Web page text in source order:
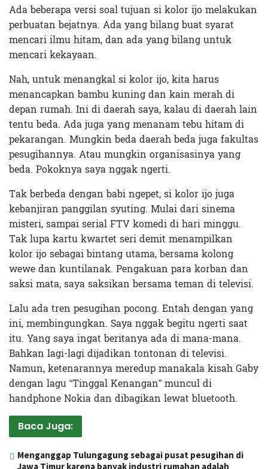
Ada beberapa versi soal tujuan si kolor ijo melakukan
perbuatan bejatnya. Ada yang bilang buat syarat
mencari ilmu hitam, dan ada yang bilang untuk
mencari kekayaan.
Nah, untuk menangkal si kolor ijo, kita harus
menancapkan bambu kuning dan kain merah di
depan rumah. Ini di daerah saya, kalau di daerah lain
tentu beda. Ada juga yang menanam tebu hitam di
pekarangan. Mungkin beda daerah beda juga fakultas
pesugihannya. Atau mungkin organisasinya yang
beda. Pokoknya saya nggak ngerti.
Tak berbeda dengan babi ngepet, si kolor ijo juga
kebanjiran panggilan syuting. Mulai dari sinema
misteri, sampai serial FTV komedi di hari minggu.
Tak lupa kartu kwartet seri demit menampilkan
kolor ijo sebagai bintang utama, bersama kolong
wewe dan kuntilanak. Pengakuan para korban dan
saksi mata, saya saksikan bersama teman di televisi.
Lalu ada tren pesugihan pocong. Entah dengan yang
ini, membingungkan. Saya nggak begitu ngerti saat
itu. Yang saya ingat beritanya ada di mana-mana.
Bahkan lagi-lagi dijadikan tontonan di televisi.
Namun, ketenarannya meredup manakala kisah Gaby
dengan lagu “Tinggal Kenangan” muncul di
handphone Nokia dan dibagikan lewat bluetooth.
Baca Juga:
Menganggap Tulungagung sebagai pusat pesugihan di
Jawa Timur karena banyak industri rumahan adalah